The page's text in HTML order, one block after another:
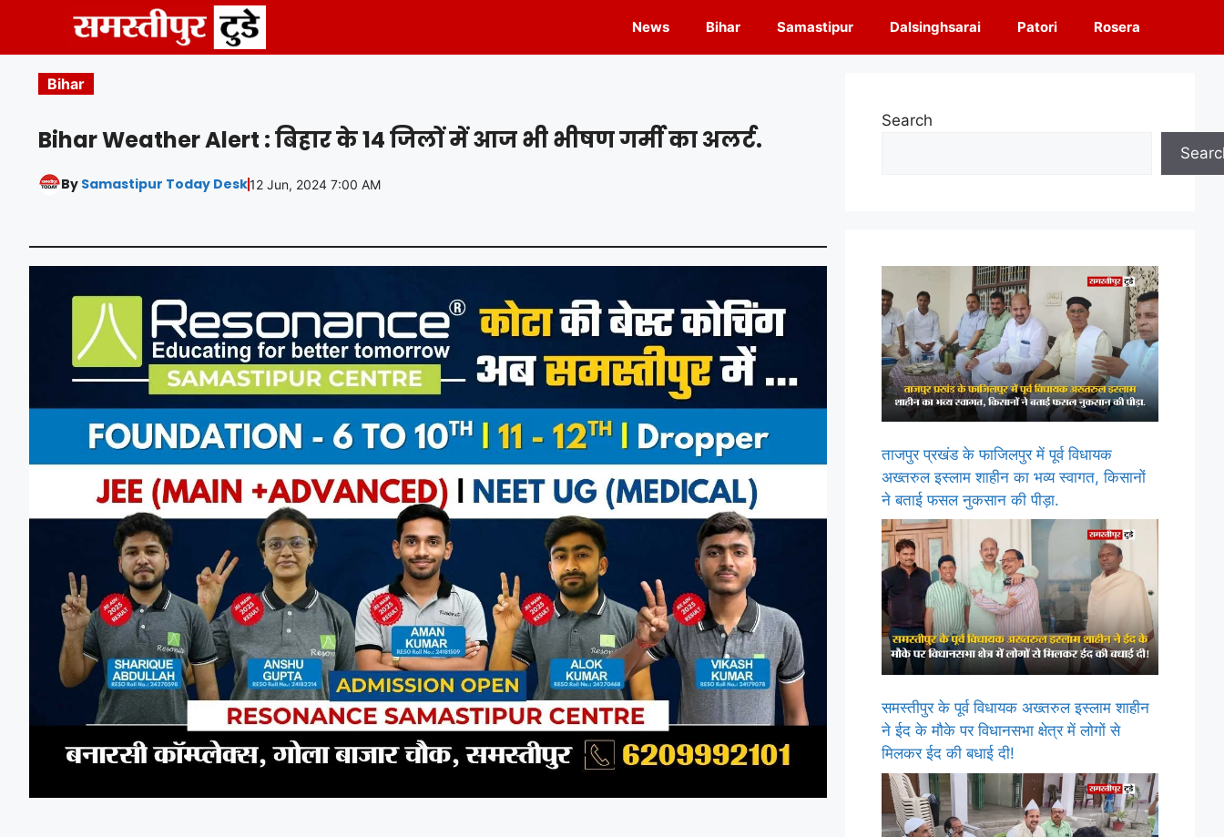
content
News Bihar Samastipur Dalsinghsarai Patori Rosera
Bihar
Bihar Weather Alert : बिहार के 14 जिलों में आज भी भीषण गर्मी का अलर्ट.
By Samastipur Today Desk12 Jun, 2024 7:00 AM
Search
ताजपुर प्रखंड के फाजिलपुर में पूर्व विधायक
अख्तरुल इस्लाम शाहीन का भव्य स्वागत, किसानों
ने बताई फसल नुकसान की पीड़ा.
समस्तीपुर के पूर्व विधायक अख्तरुल इस्लाम शाहीन
ने ईद के मौके पर विधानसभा क्षेत्र में लोगों से
मिलकर ईद की बधाई दी!